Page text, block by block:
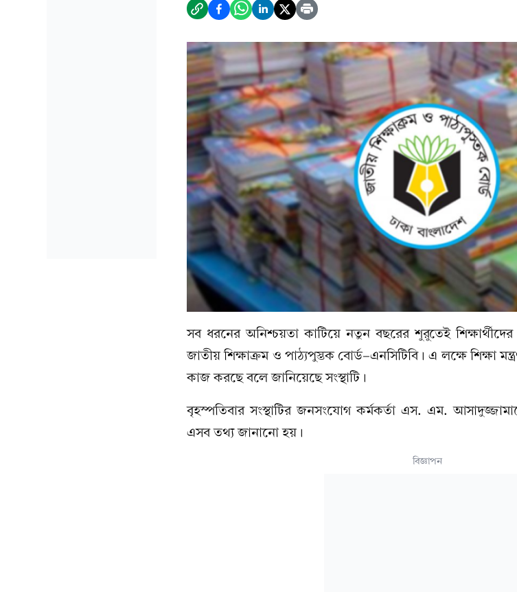
সব ধরনের অনিশ্চয়তা কাটিয়ে নতুন বছরের শুরুতেই
জাতীয় শিক্ষাক্রম ও পাঠ্যপুস্তক বোর্ড-এনসিটিবি। এ লক্ষে শিক্ষা
কাজ করছে বলে জানিয়েছে সংস্থাটি।
বৃহস্পতিবার সংস্থাটির জনসংযোগ কর্মকর্তা এস. এম.
এসব তথ্য জানানো হয়।
বিজ্ঞাপন